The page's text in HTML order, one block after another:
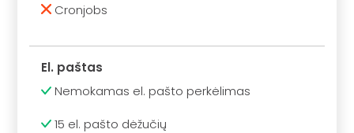
Cronjobs
El. paštas
Nemokamas el. pašto perkėlimas
15 el. pašto dėžučių